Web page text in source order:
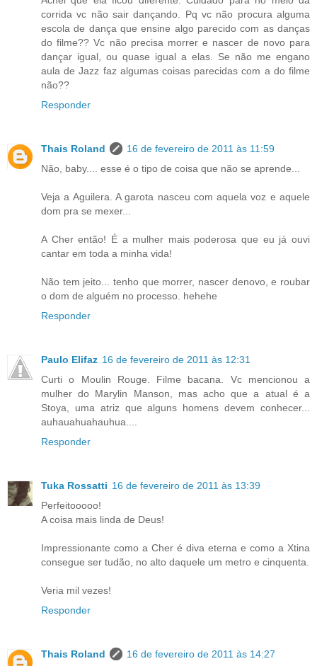
corrida vc não sair dançando. Pq vc não procura alguma
escola de dança que ensine algo parecido com as danças
do filme?? Vc não precisa morrer e nascer de novo para
dançar igual, ou quase igual a elas. Se não me engano
aula de Jazz faz algumas coisas parecidas com a do filme
não??
Responder
Thais Roland
16 de fevereiro de 2011 às 11:59
Não, baby.... esse é o tipo de coisa que não se aprende...
Veja a Aguilera. A garota nasceu com aquela voz e aquele
dom pra se mexer...
A Cher então! É a mulher mais poderosa que eu já ouvi
cantar em toda a minha vida!
Não tem jeito... tenho que morrer, nascer denovo, e roubar
o dom de alguém no processo. hehehe
Responder
Paulo Elifaz 16 de fevereiro de 2011 às 12:31
Curti o Moulin Rouge. Filme bacana. Vc mencionou a
mulher do Marylin Manson, mas acho que a atual é a
Stoya, uma atriz que alguns homens devem conhecer...
auhauahuahauhua....
Responder
Tuka Rossatti 16 de fevereiro de 2011 às 13:39
Perfeitooooo!
A coisa mais linda de Deus!
Impressionante como a Cher é diva eterna e como a Xtina
consegue ser tudão, no alto daquele um metro e cinquenta.
Veria mil vezes!
Responder
Thais Roland
16 de fevereiro de 2011 às 14:27